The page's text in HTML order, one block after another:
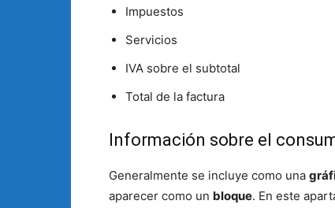
Impuestos
Servicios
IVA sobre el subtotal
Total de la factura
Información sobre el
Generalmente se incluye como una
aparecer como un bloque. En este